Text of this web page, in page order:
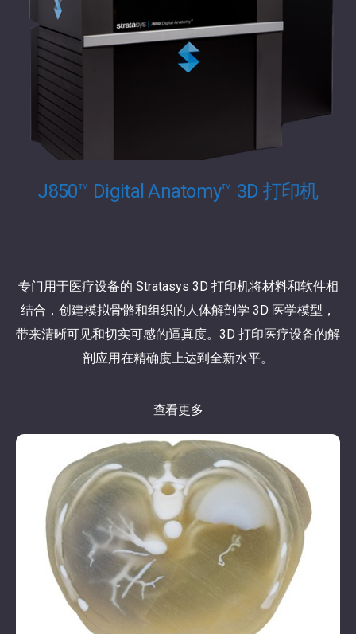
J850™ Digital Anatomy™ 3D 打印机
专门用于医疗设备的 Stratasys 3D 打印机将材料和软件相
结合，创建模拟骨骼和组织的人体解剖学 3D 医学模型，
带来清晰可见和切实可感的逼真度。3D 打印医疗设备的解
剖应用在精确度上达到全新水平。
查看更多